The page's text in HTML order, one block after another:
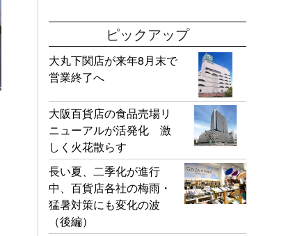
ピックアップ
大丸下関店が来年8月末で
営業終了へ
大阪百貨店の食品売場リ
ニューアルが活発化 激
しく火花散らす
長い夏、二季化が進行
中、百貨店各社の梅雨・
猛暑対策にも変化の波
（後編）